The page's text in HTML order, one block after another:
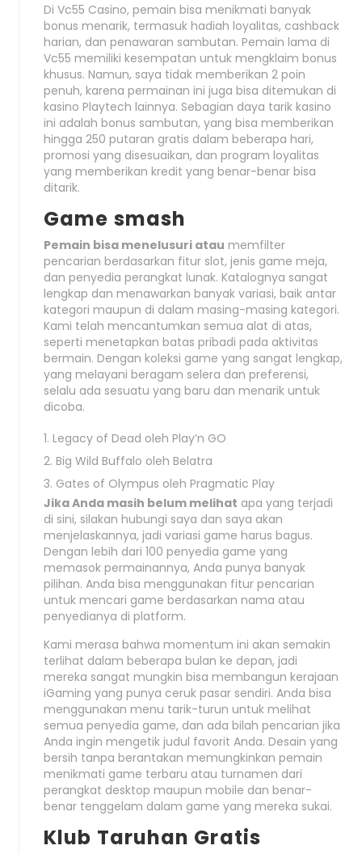
Di Vc55 Casino, pemain bisa menikmati banyak
bonus menarik, termasuk hadiah loyalitas, cashback
harian, dan penawaran sambutan. Pemain lama di
Vc55 memiliki kesempatan untuk mengklaim bonus
khusus. Namun, saya tidak memberikan 2 poin
penuh, karena permainan ini juga bisa ditemukan di
kasino Playtech lainnya. Sebagian daya tarik kasino
ini adalah bonus sambutan, yang bisa memberikan
hingga 250 putaran gratis dalam beberapa hari,
promosi yang disesuaikan, dan program loyalitas
yang memberikan kredit yang benar-benar bisa
ditarik.
Game smash
Pemain bisa menelusuri atau memfilter
pencarian berdasarkan fitur slot, jenis game meja,
dan penyedia perangkat lunak. Katalognya sangat
lengkap dan menawarkan banyak variasi, baik antar
kategori maupun di dalam masing-masing kategori.
Kami telah mencantumkan semua alat di atas,
seperti menetapkan batas pribadi pada aktivitas
bermain. Dengan koleksi game yang sangat lengkap,
yang melayani beragam selera dan preferensi,
selalu ada sesuatu yang baru dan menarik untuk
dicoba.
Legacy of Dead oleh Play’n GO
Big Wild Buffalo oleh Belatra
Gates of Olympus oleh Pragmatic Play
Jika Anda masih belum melihat apa yang terjadi
di sini, silakan hubungi saya dan saya akan
menjelaskannya, jadi variasi game harus bagus.
Dengan lebih dari 100 penyedia game yang
memasok permainannya, Anda punya banyak
pilihan. Anda bisa menggunakan fitur pencarian
untuk mencari game berdasarkan nama atau
penyedianya di platform.
Kami merasa bahwa momentum ini akan semakin
terlihat dalam beberapa bulan ke depan, jadi
mereka sangat mungkin bisa membangun kerajaan
iGaming yang punya ceruk pasar sendiri. Anda bisa
menggunakan menu tarik-turun untuk melihat
semua penyedia game, dan ada bilah pencarian jika
Anda ingin mengetik judul favorit Anda. Desain yang
bersih tanpa berantakan memungkinkan pemain
menikmati game terbaru atau turnamen dari
perangkat desktop maupun mobile dan benar-
benar tenggelam dalam game yang mereka sukai.
Klub Taruhan Gratis